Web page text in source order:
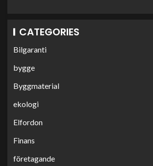
CATEGORIES
Bilgaranti
bygge
Byggmaterial
ekologi
Elfordon
Finans
företagande